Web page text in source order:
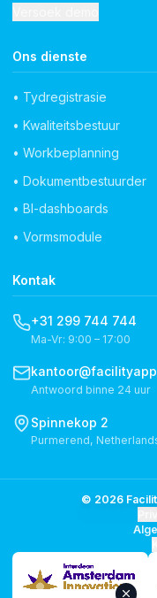
Ons dienste
• Tydregistrasie
• Kwaliteitsbestuur
• Workbeplanning
• Dokumentbestuurder
• BI-dashboards
• Vormsmodule
Kontak
+31 299 744 744
Ma-Vr: 9:00 – 17:00
Antwoord binne 24 uur
Spinnekop 2
Purmerend,
© 2026